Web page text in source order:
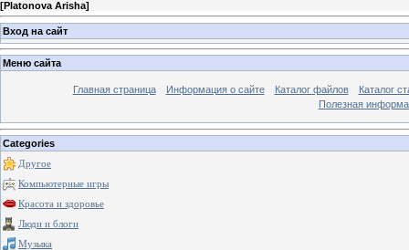
[Platonova Arisha]
Вход на сайт
Меню сайта
Главная страница Информация о сайте Каталог файлов
Каталог
Полезная
Categories
Другое
Компьютерные игры
Красота и здоровье
Люди и блоги
Музыка